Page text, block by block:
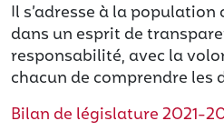
Il s’adresse à la
dans un esprit de
responsabilité, avec la
chacun de comprendre les
Bilan de législature 2021-